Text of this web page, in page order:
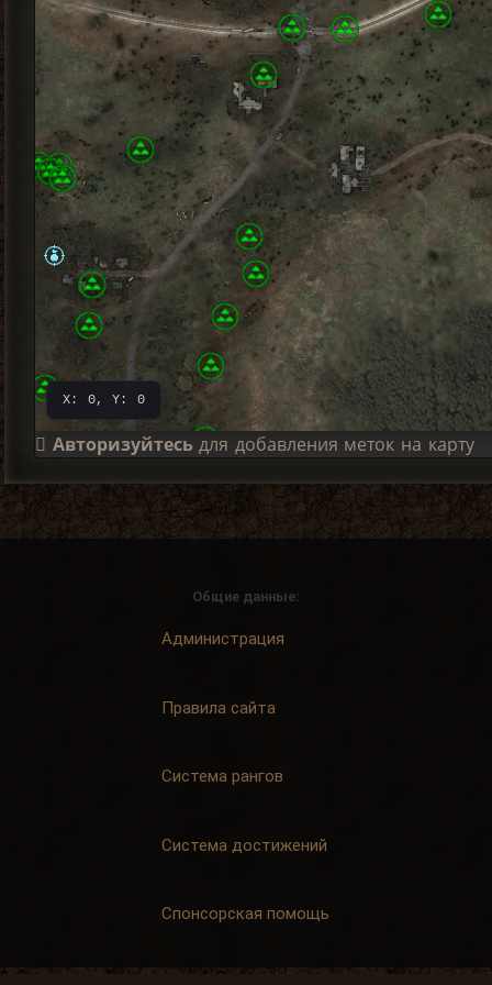
X: 0, Y: 0
Авторизуйтесьдля добавления меток на карту
Общие данные:
Администрация
Правила сайта
Система рангов
Система достижений
Спонсорская помощь
3. Основные стили карты 4. Стили маркеров